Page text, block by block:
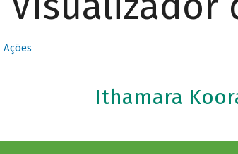
Ações
Ithamara